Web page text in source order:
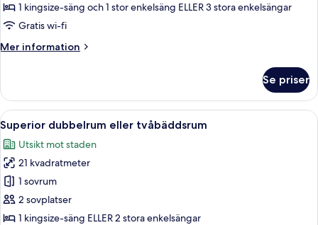
1 kingsize-säng och 1 stor enkelsäng ELLER 3 stora enkelsängar
Gratis wi-fi
Mer information
Mer
Se priser
Öppna
alla
foton
för
Superior
dubbelrum
eller
Ett hotellrum med en stor säng, en
23
Superior dubbelrum eller tvåbäddsrum
Utsikt mot staden
21 kvadratmeter
1 sovrum
2 sovplatser
1 kingsize-säng ELLER 2 stora enkelsängar